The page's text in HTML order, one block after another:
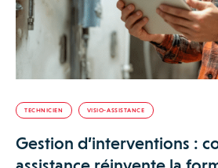
TECHNICIEN VISIO-ASSISTANCE
Gestion d’interventions :